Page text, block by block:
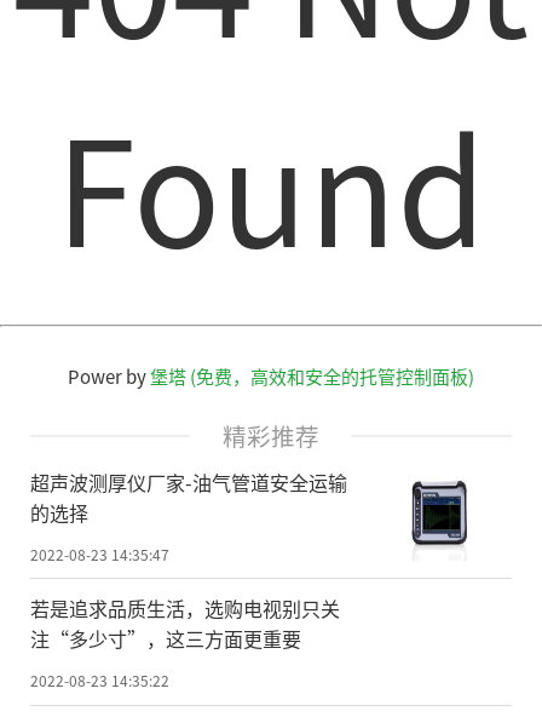
Found
Power by堡塔 (免费，高效和安全的托管控制面板)
精彩推荐
超声波测厚仪厂家-油气管道安全运输
的选择
2022-08-23 14:35:47
若是追求品质生活，选购电视别只关
注“多少寸”，这三方面更重要
2022-08-23 14:35:22